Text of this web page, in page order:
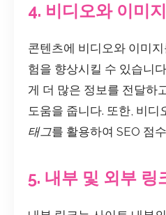
4. 비디오와 이미
콘텐츠에 비디오와 이미
험을 향상시킬 수 있습니
게 더 많은 정보를 전달하
도움을 줍니다. 또한, 비디
태그를 활용하여 SEO 점
5. 내부 및 외부 링